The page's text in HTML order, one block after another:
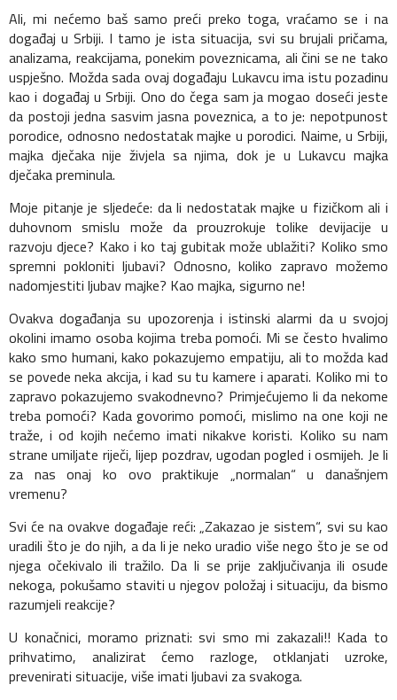
Ali, mi nećemo baš samo preći preko toga, vraćamo se i na
događaj u Srbiji. I tamo je ista situacija, svi su brujali pričama,
analizama, reakcijama, ponekim poveznicama, ali čini se ne tako
uspješno. Možda sada ovaj događaju Lukavcu ima istu pozadinu
kao i događaj u Srbiji. Ono do čega sam ja mogao doseći jeste
da postoji jedna sasvim jasna poveznica, a to je: nepotpunost
porodice, odnosno nedostatak majke u porodici. Naime, u Srbiji,
majka dječaka nije živjela sa njima, dok je u Lukavcu majka
dječaka preminula.
Moje pitanje je sljedeće: da li nedostatak majke u fizičkom ali i
duhovnom smislu može da prouzrokuje tolike devijacije u
razvoju djece? Kako i ko taj gubitak može ublažiti? Koliko smo
spremni pokloniti ljubavi? Odnosno, koliko zapravo možemo
nadomjestiti ljubav majke? Kao majka, sigurno ne!
Ovakva događanja su upozorenja i istinski alarmi da u svojoj
okolini imamo osoba kojima treba pomoći. Mi se često hvalimo
kako smo humani, kako pokazujemo empatiju, ali to možda kad
se povede neka akcija, i kad su tu kamere i aparati. Koliko mi to
zapravo pokazujemo svakodnevno? Primjećujemo li da nekome
treba pomoći? Kada govorimo pomoći, mislimo na one koji ne
traže, i od kojih nećemo imati nikakve koristi. Koliko su nam
strane umiljate riječi, lijep pozdrav, ugodan pogled i osmijeh. Je li
za nas onaj ko ovo praktikuje „normalan“ u današnjem
vremenu?
Svi će na ovakve događaje reći: „Zakazao je sistem“, svi su kao
uradili što je do njih, a da li je neko uradio više nego što je se od
njega očekivalo ili tražilo. Da li se prije zaključivanja ili osude
nekoga, pokušamo staviti u njegov položaj i situaciju, da bismo
razumjeli reakcije?
U konačnici, moramo priznati: svi smo mi zakazali!! Kada to
prihvatimo, analizirat ćemo razloge, otklanjati uzroke,
prevenirati situacije, više imati ljubavi za svakoga.